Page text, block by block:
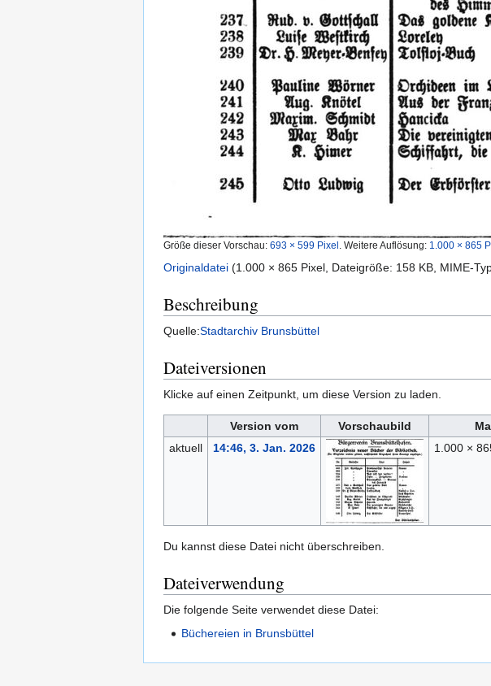
Größe dieser Vorschau: 693 × 599 Pixel Weitere Auflösung: 1.000 × 865
Originaldatei (1.000 × 865 Pixel, Dateigröße: 158 KB, MIME-
Beschreibung
Quelle:Stadtarchiv Brunsbüttel
Dateiversionen
Klicke auf einen Zeitpunkt, um diese Version zu laden.
Version vom Vorschaubild
aktuell
14:46, 3. Jan. 2026 1.000 ×
Du kannst diese Datei nicht überschreiben.
Dateiverwendung
Die folgende Seite verwendet diese Datei:
Büchereien in Brunsbüttel